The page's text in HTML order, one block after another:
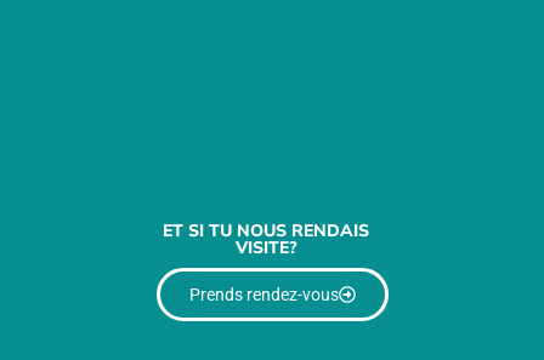
ET SI TU NOUS RENDAIS
VISITE?
Prends rendez-vous